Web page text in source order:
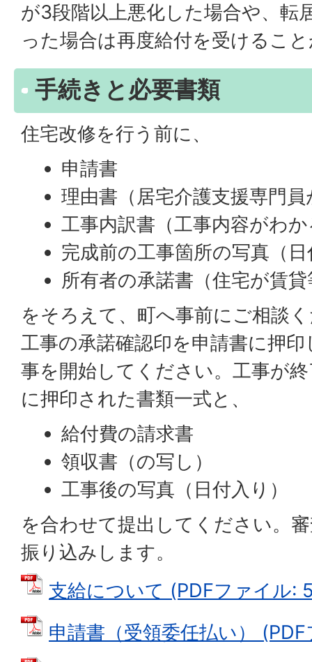
が3段階以上悪化した場合や、転
った場合は再度給付を受けるこ
手続きと必要書類
住宅改修を行う前に、
申請書
理由書（居宅介護支援専門
工事内訳書（工事内容がわ
完成前の工事箇所の写真（
所有者の承諾書（住宅が賃
をそろえて、町へ事前にご相談
工事の承諾確認印を申請書に押
事を開始してください。工事が
に押印された書類一式と、
給付費の請求書
領収書（の写し）
工事後の写真（日付入り）
を合わせて提出してください。
振り込みします。
支給について (PDFファイル:
申請書（受領委任払い）